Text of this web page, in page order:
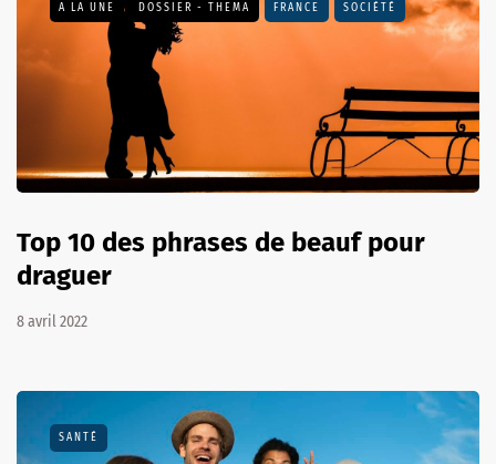
A LA UNE DOSSIER - THEMA FRANCE SOCIÉTÉ
Top 10 des phrases de beauf pour
draguer
8 avril 2022
SANTÉ